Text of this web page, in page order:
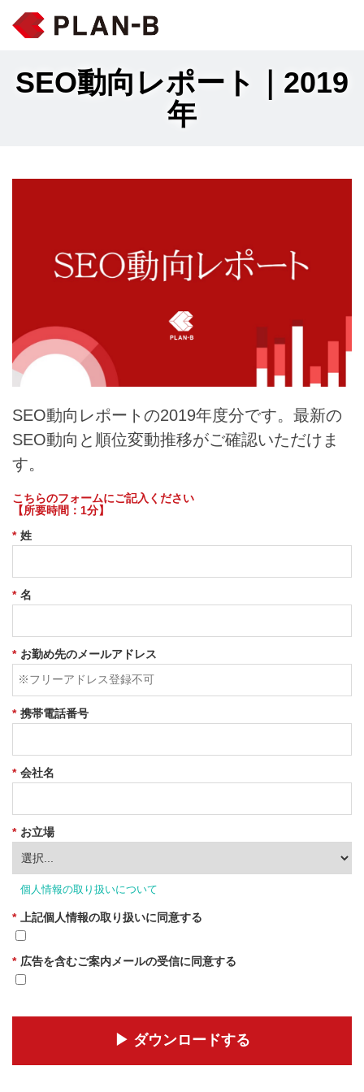
SEO動向レポート｜2019
年
SEO動向レポートの2019年度分です。最新の
SEO動向と順位変動推移がご確認いただけま
す。
こちらのフォームにご記入ください
【所要時間：1分】
* 姓
* 名
* お勤め先のメールアドレス
* 携帯電話番号
* 会社名
* お立場
個人情報の取り扱いについて
* 上記個人情報の取り扱いに同意する
* 広告を含むご案内メールの受信に同意する
▶︎ ダウンロードする